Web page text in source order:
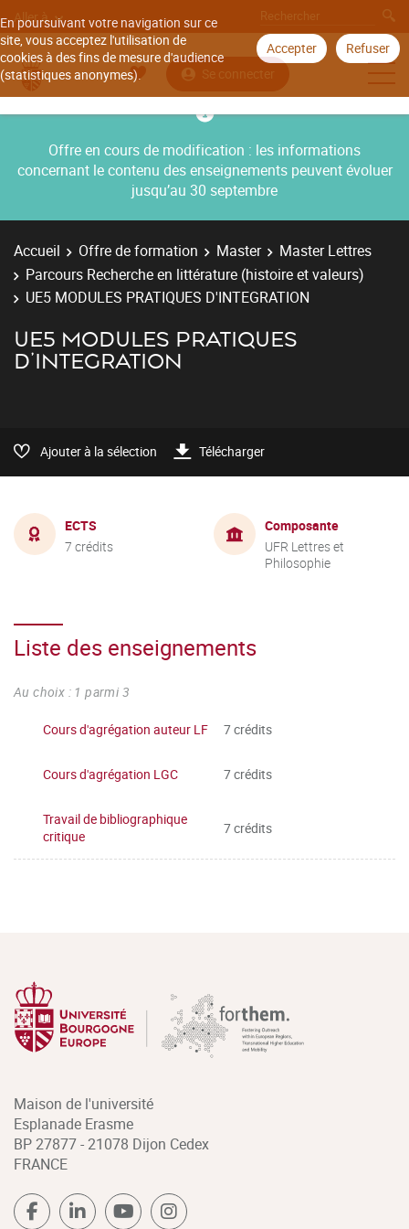
En poursuivant votre navigation sur ce
site, vous acceptez l'utilisation de
cookies à des fins de mesure d'audience
(statistiques anonymes).
Accepter Refuser
Aller à
Se connecter
Offre en cours de modification : les informations
concernant le contenu des enseignements peuvent évoluer
jusqu’au 30 septembre
Accueil Offre de formation Master
Master Lettres
Parcours Recherche en littérature (histoire et valeurs)
UE5 MODULES PRATIQUES D'INTEGRATION
UE5 MODULES PRATIQUES
D'INTEGRATION
Ajouter à la sélection Télécharger
ECTS
7 crédits
Composante
UFR Lettres et
Philosophie
Liste des enseignements
Au choix : 1 parmi 3
Cours d'agrégation auteur LF 7 crédits
Cours d'agrégation LGC 7 crédits
Travail de bibliographique
critique
7 crédits
Maison de l'université
Esplanade Erasme
BP 27877 - 21078 Dijon Cedex
FRANCE